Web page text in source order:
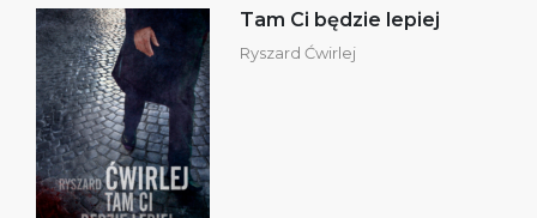
Tam Ci będzie lepiej
Ryszard Ćwirlej